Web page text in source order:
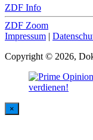
ZDF Info
ZDF Zoom
Impressum |
Copyright © 2026,
×